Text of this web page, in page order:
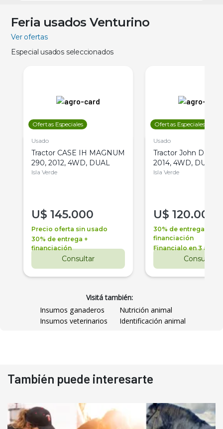
Feria usados Venturino
Ver ofertas
Especial usados seleccionados
Ofertas Especiales
Usado
Tractor CASE IH MAGNUM
290, 2012, 4WD, DUAL
Isla Verde
U$ 145.000
Precio oferta sin usado
30% de entrega +
financiación
Consultar
Ofertas Especiales
Usado
Tractor John Deere
2014, 4WD, DUAL
Isla Verde
U$ 120.000
30% de entrega +
financiación
Financialo en 3 años
Consultar
Visitá también:
Insumos ganaderos
Nutrición animal
Insumos veterinarios
Identificación animal
También puede interesarte